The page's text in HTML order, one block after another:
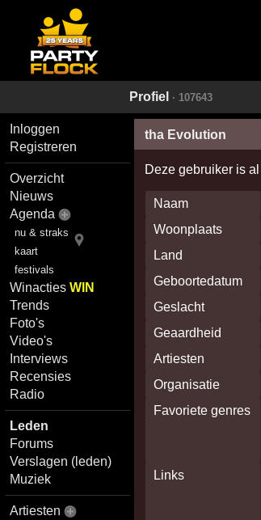
Profiel · 107643
Inloggen
Registreren
Overzicht
Nieuws
Agenda
nu & straks
kaart
festivals
WinactiesWIN
Trends
Foto's
Video's
Interviews
Recensies
Radio
Leden
Forums
Verslagen (leden)
Muziek
Artiesten
tha Evolution
Deze gebruiker is
Naam
Woonplaats
Land
Geboortedatum
Geslacht
Geaardheid
Artiesten
Organisatie
Favoriete genres
Links